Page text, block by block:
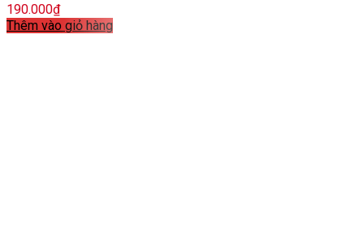
190.000₫
Thêm vào giỏ hàng